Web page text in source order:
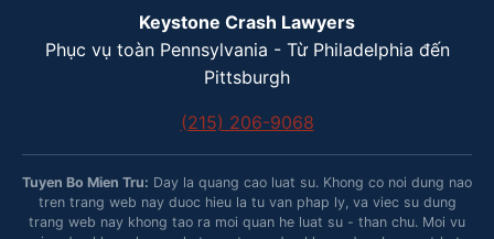
Keystone Crash Lawyers
Phục vụ toàn Pennsylvania - Từ Philadelphia đến
Pittsburgh
(215) 206-9068
Tuyen Bo Mien Tru: Day la quang cao luat su. Khong co noi dung nao
tren trang web nay duoc hieu la tu van phap ly, va viec su dung
trang web nay khong tao ra moi quan he luat su - than chu. Moi vu